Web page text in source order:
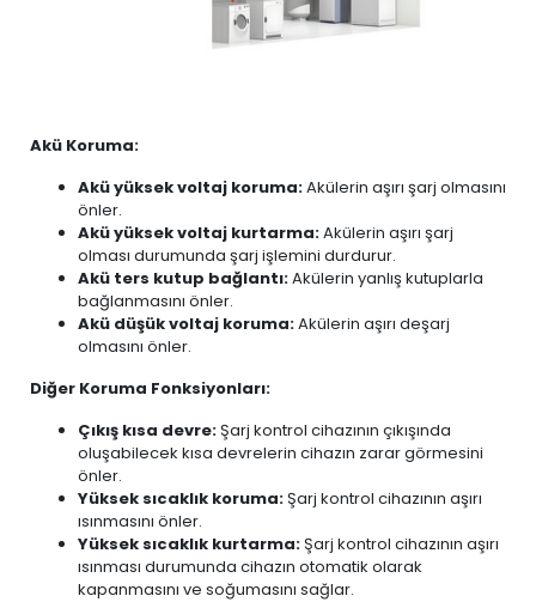
Akü Koruma:
Akü yüksek voltaj koruma:Akülerin aşırı şarj olmasını
önler.
Akü yüksek voltaj kurtarma:Akülerin aşırı şarj
olması durumunda şarj işlemini durdurur.
Akü ters kutup bağlantı:Akülerin yanlış kutuplarla
bağlanmasını önler.
Akü düşük voltaj koruma:Akülerin aşırı deşarj
olmasını önler.
Diğer Koruma Fonksiyonları:
Çıkış kısa devre:Şarj kontrol cihazının çıkışında
oluşabilecek kısa devrelerin cihazın zarar görmesini
önler.
Yüksek sıcaklık koruma:Şarj kontrol cihazının aşırı
ısınmasını önler.
Yüksek sıcaklık kurtarma:Şarj kontrol cihazının aşırı
ısınması durumunda cihazın otomatik olarak
kapanmasını ve soğumasını sağlar.